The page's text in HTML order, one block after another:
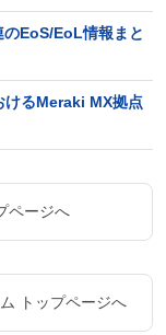
EoS/EoL情報まと
るMeraki MX拠点
ページへ
トップページへ